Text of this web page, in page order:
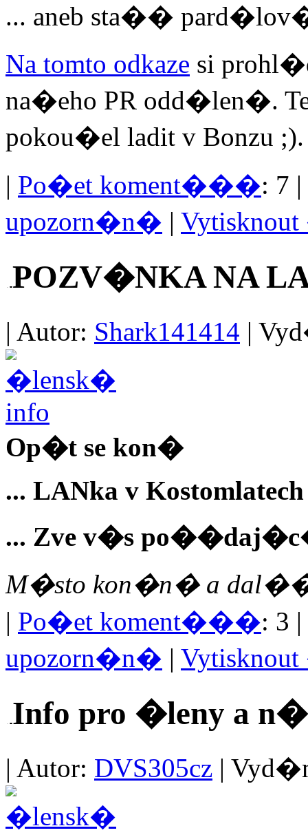
... aneb sta��
Na tomto odkaze si
na�eho PR odd�len�.
pokou�el ladit v Bonzu ;).
| Po�et koment���: 7 |
upozorn�n� |
POZV�NKA NA
| Autor: Shark141414 |
Op�t se kon�
... LANka v
... Zve v�s
M�sto kon�n� a dal��
| Po�et koment���: 3 |
upozorn�n� |
Info pro �leny a
| Autor: DVS305cz |